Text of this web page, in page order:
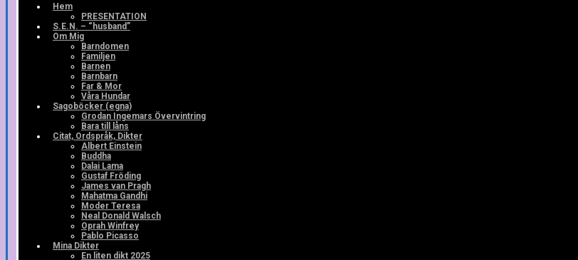
Hem
PRESENTATION
S.E.N. – “husband”
Om Mig
Barndomen
Familjen
Barnen
Barnbarn
Far & Mor
Våra Hundar
Sagoböcker (egna)
Grodan Ingemars Övervintring
Bara till låns
Citat, Ordspråk, Dikter
Albert Einstein
Buddha
Dalai Lama
Gustaf Fröding
James van Pragh
Mahatma Gandhi
Moder Teresa
Neal Donald Walsch
Oprah Winfrey
Pablo Picasso
Mina Dikter
En liten dikt 2025